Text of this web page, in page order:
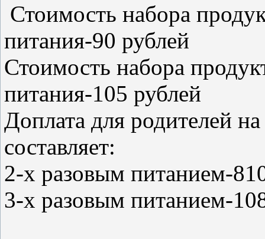
Стоимость набора
питания-90 рублей
Стоимость набора
питания-105 рублей
Доплата для родителей
составляет:
2-х разовым питанием-
3-х разовым питанием-